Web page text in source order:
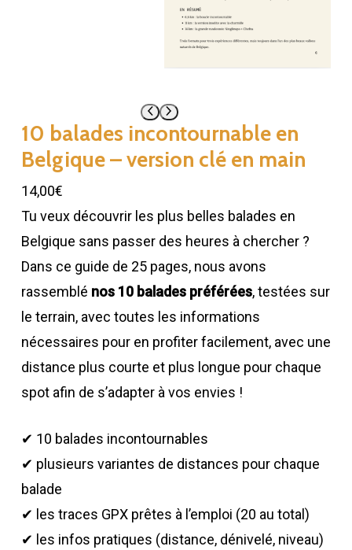
10 balades incontournable en
Belgique – version clé en main
14,00€
Tu veux découvrir les plus belles balades en
Belgique sans passer des heures à chercher ?
Dans ce guide de 25 pages, nous avons
rassemblé nos 10 balades préférées, testées sur
le terrain, avec toutes les informations
nécessaires pour en profiter facilement, avec une
distance plus courte et plus longue pour chaque
spot afin de s’adapter à vos envies !
✔ 10 balades incontournables
✔ plusieurs variantes de distances pour chaque
balade
✔ les traces GPX prêtes à l’emploi (20 au total)
✔ les infos pratiques (distance, dénivelé, niveau)